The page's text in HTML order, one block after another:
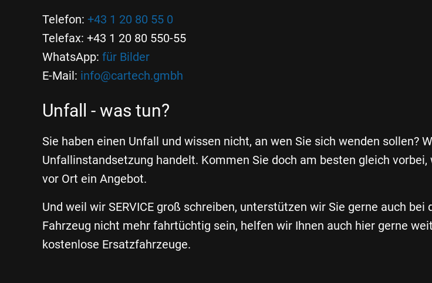
Telefon: +43 1 20 80 55 0
Telefax: +43 1 20 80 550-55
WhatsApp: für Bilder
E-Mail: info@cartech.gmbh
Unfall - was tun?
Sie haben einen Unfall und wissen nicht, an wen Sie sich wenden sollen?
Unfallinstandsetzung handelt. Kommen Sie doch am besten gleich
vor Ort ein Angebot.
Und weil wir SERVICE groß schreiben, unterstützen wir Sie gerne auch
Fahrzeug nicht mehr fahrtüchtig sein, helfen wir Ihnen auch hier gerne
kostenlose Ersatzfahrzeuge.